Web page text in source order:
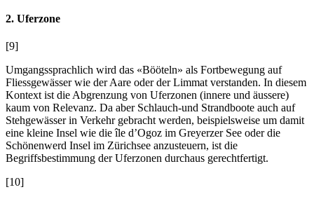
2. Uferzone
[9]
Umgangssprachlich wird das «Bööteln» als Fortbewegung auf
Fliessgewässer wie der Aare oder der Limmat verstanden. In diesem
Kontext ist die Abgrenzung von Uferzonen (innere und äussere)
kaum von Relevanz. Da aber Schlauch-und Strandboote auch auf
Stehgewässer in Verkehr gebracht werden, beispielsweise um damit
eine kleine Insel wie die île d’Ogoz im Greyerzer See oder die
Schönenwerd Insel im Zürichsee anzusteuern, ist die
Begriffsbestimmung der Uferzonen durchaus gerechtfertigt.
[10]